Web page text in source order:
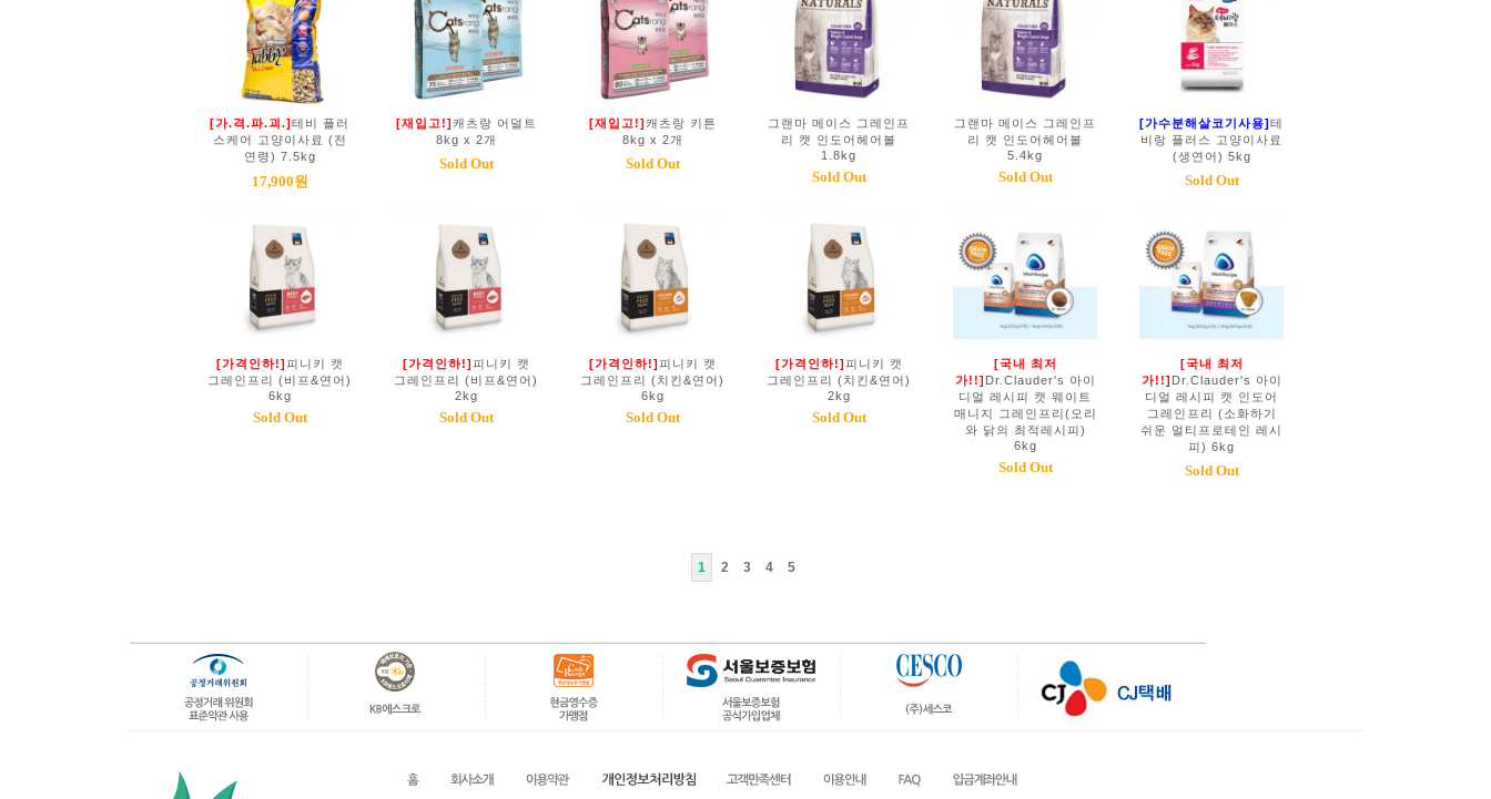
[가.격.파.괴.]테비 플러
스케어 고양이사료 (전
연령) 7.5kg
17,900원
[재입고!]캐츠랑 어덜트
8kg x 2개
Sold Out
[재입고!]캐츠랑 키튼
8kg x 2개
Sold Out
그랜마 메이스 그레인프
리 캣 인도어헤어볼
1.8kg
Sold Out
그랜마 메이스 그레인프
리 캣 인도어헤어볼
5.4kg
Sold Out
[가수분해살코기사용]테
비랑 플러스 고양이사료
(생연어) 5kg
Sold Out
[가격인하!]피니키 캣
그레인프리 (비프&연어)
6kg
Sold Out
[가격인하!]피니키 캣
그레인프리 (비프&연어)
2kg
Sold Out
[가격인하!]피니키 캣
그레인프리 (치킨&연어)
6kg
Sold Out
[가격인하!]피니키 캣
그레인프리 (치킨&연어)
2kg
Sold Out
[국내 최저
가!!] Dr.Clauder's 아이
디얼 레시피 캣 웨이트
매니지 그레인프리(오리
와 닭의 최적레시피)
6kg
Sold Out
[국내 최저
가!!] Dr.Clauder's 아이
디얼 레시피 캣 인도어
그레인프리 (소화하기
쉬운 멀티프로테인 레시
피) 6kg
Sold Out
1 2 3 4 5